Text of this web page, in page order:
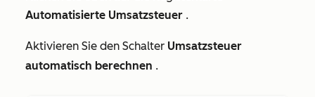
Automatisierte Umsatzsteuer .
Aktivieren Sie den Schalter Umsatzsteuer
automatisch berechnen .